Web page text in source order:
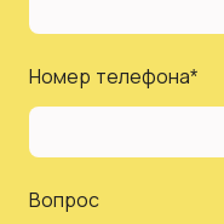
Номер телефона*
Вопрос